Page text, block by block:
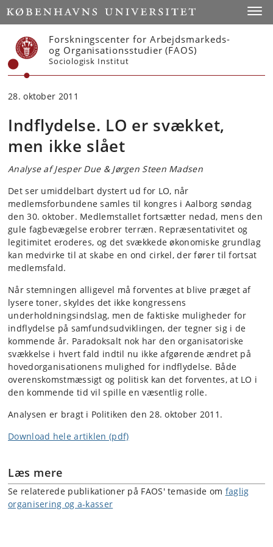
Start
Forskningscenter for Arbejdsmarkeds-
og Organisationsstudier (FAOS)
Sociologisk Institut
28. oktober 2011
Indflydelse. LO er svækket,
men ikke slået
Analyse af Jesper Due & Jørgen Steen Madsen
Det ser umiddelbart dystert ud for LO, når
medlemsforbundene samles til kongres i Aalborg søndag
den 30. oktober. Medlemstallet fortsætter nedad, mens den
gule fagbevægelse erobrer terræn. Repræsentativitet og
legitimitet eroderes, og det svækkede økonomiske grundlag
kan medvirke til at skabe en ond cirkel, der fører til fortsat
medlemsfald.
Når stemningen alligevel må forventes at blive præget af
lysere toner, skyldes det ikke kongressens
underholdningsindslag, men de faktiske muligheder for
indflydelse på samfundsudviklingen, der tegner sig i de
kommende år. Paradoksalt nok har den organisatoriske
svækkelse i hvert fald indtil nu ikke afgørende ændret på
hovedorganisationens mulighed for indflydelse. Både
overenskomstmæssigt og politisk kan det forventes, at LO i
den kommende tid vil spille en væsentlig rolle.
Analysen er bragt i Politiken den 28. oktober 2011.
Download hele artiklen (pdf)
Læs mere
Se relaterede publikationer på FAOS' temaside om faglig
organisering og a-kasser